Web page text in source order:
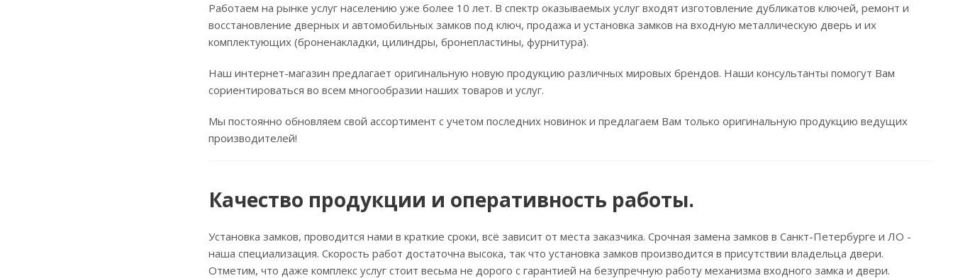
Работаем на рынке услуг населению уже более 10 лет. В спектр оказываемых услуг входят изготовление дубликатов ключей, ремонт и
восстановление дверных и автомобильных замков под ключ, продажа и установка замков на входную металлическую дверь и их
комплектующих (броненакладки, цилиндры, бронепластины, фурнитура).
Наш интернет-магазин предлагает оригинальную новую продукцию различных мировых брендов. Наши консультанты помогут Вам
сориентироваться во всем многообразии наших товаров и услуг.
Мы постоянно обновляем свой ассортимент с учетом последних новинок и предлагаем Вам только оригинальную продукцию ведущих
производителей!
Качество продукции и оперативность работы.
Установка замков, проводится нами в краткие сроки, всё зависит от места заказчика. Срочная замена замков в Санкт-Петербурге и ЛО -
наша специализация. Скорость работ достаточна высока, так что установка замков производится в присутствии владельца двери.
Отметим, что даже комплекс услуг стоит весьма не дорого с гарантией на безупречную работу механизма входного замка и двери.